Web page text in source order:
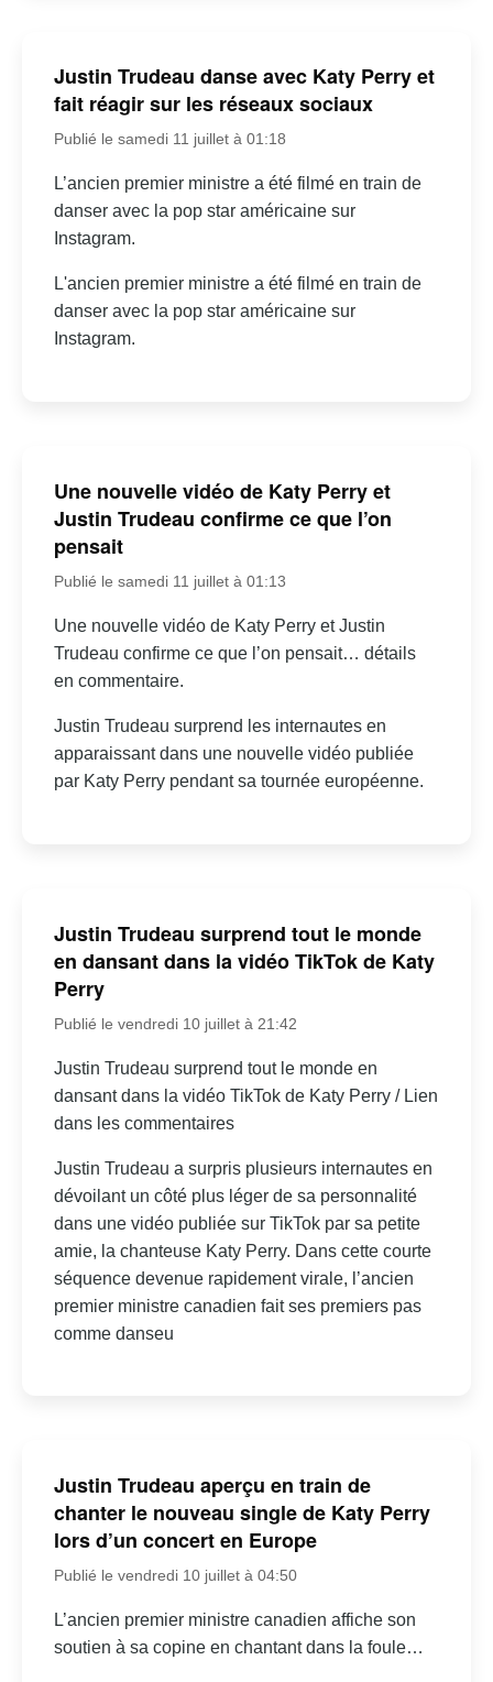
Justin Trudeau danse avec Katy Perry et
fait réagir sur les réseaux sociaux
Publié le samedi 11 juillet à 01:18
L’ancien premier ministre a été filmé en train de
danser avec la pop star américaine sur
Instagram.
L'ancien premier ministre a été filmé en train de
danser avec la pop star américaine sur
Instagram.
Une nouvelle vidéo de Katy Perry et
Justin Trudeau confirme ce que l’on
pensait
Publié le samedi 11 juillet à 01:13
Une nouvelle vidéo de Katy Perry et Justin
Trudeau confirme ce que l’on pensait… détails
en commentaire.
Justin Trudeau surprend les internautes en
apparaissant dans une nouvelle vidéo publiée
par Katy Perry pendant sa tournée européenne.
Justin Trudeau surprend tout le monde
en dansant dans la vidéo TikTok de Katy
Perry
Publié le vendredi 10 juillet à 21:42
Justin Trudeau surprend tout le monde en
dansant dans la vidéo TikTok de Katy Perry / Lien
dans les commentaires
Justin Trudeau a surpris plusieurs internautes en
dévoilant un côté plus léger de sa personnalité
dans une vidéo publiée sur TikTok par sa petite
amie, la chanteuse Katy Perry. Dans cette courte
séquence devenue rapidement virale, l’ancien
premier ministre canadien fait ses premiers pas
comme danseu
Justin Trudeau aperçu en train de
chanter le nouveau single de Katy Perry
lors d’un concert en Europe
Publié le vendredi 10 juillet à 04:50
L’ancien premier ministre canadien affiche son
soutien à sa copine en chantant dans la foule…